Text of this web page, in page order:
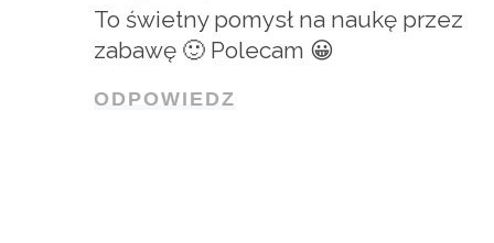
To świetny pomysł na naukę przez
zabawę 🙂 Polecam 😀
ODPOWIEDZ